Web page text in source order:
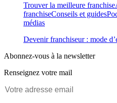
Trouver la meilleure franchise
franchiseConseils et guides
médias
Devenir franchiseur : mode
Abonnez-vous à la newsletter
Renseignez votre mail